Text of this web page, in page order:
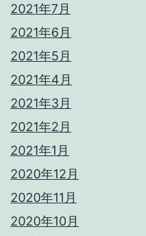
2021年7月
2021年6月
2021年5月
2021年4月
2021年3月
2021年2月
2021年1月
2020年12月
2020年11月
2020年10月